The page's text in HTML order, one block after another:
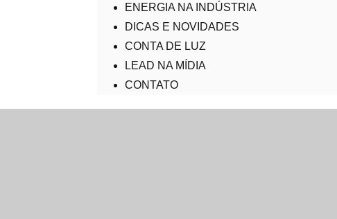
ENERGIA NA INDÚSTRIA
DICAS E NOVIDADES
CONTA DE LUZ
LEAD NA MÍDIA
CONTATO